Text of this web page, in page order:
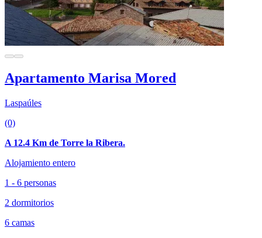
Apartamento Marisa Mored
Laspaúles
(0)
A 12.4 Km de Torre la Ribera.
Alojamiento entero
1 - 6 personas
2 dormitorios
6 camas